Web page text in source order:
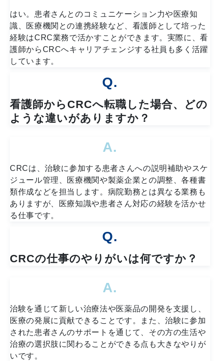
はい。患者さんとのコミュニケーション力や医療知
識、医療機関との連携経験など、看護師として培った
経験はCRC業務で活かすことができます。実際に、看
護師からCRCへキャリアチェンジする社員も多く活躍
しています。
Q.
看護師からCRCへ転職した場合、どの
ような違いがありますか？
A.
CRCは、治験に参加する患者さんへの説明補助やスケ
ジュール管理、医療機関や製薬企業との調整、各種書
類作成などを担当します。病院勤務とは異なる業務も
ありますが、医療知識や患者さん対応の経験を活かせ
る仕事です。
Q.
CRCの仕事のやりがいは何ですか？
A.
治験を通じて新しい治療法や医薬品の開発を支援し、
医療の発展に貢献できることです。また、治験に参加
された患者さんのサポートを通じて、その方の生活や
治療の選択肢に関わることができる点も大きなやりが
いです。